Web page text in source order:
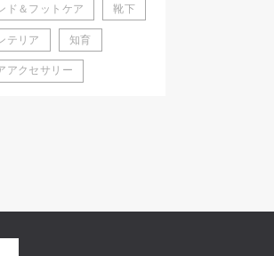
ド＆フットケア 靴下
テリア 知育
アクセサリー